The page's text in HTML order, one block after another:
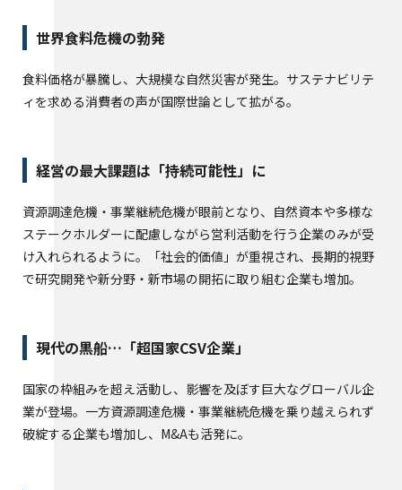
世界食料危機の勃発
食料価格が暴騰し、大規模な自然災害が発生。サステナビリテ
ィを求める消費者の声が国際世論として拡がる。
経営の最大課題は「持続可能性」に
資源調達危機・事業継続危機が眼前となり、自然資本や多様な
ステークホルダーに配慮しながら営利活動を行う企業のみが受
け入れられるように。「社会的価値」が重視され、長期的視野
で研究開発や新分野・新市場の開拓に取り組む企業も増加。
現代の黒船…「超国家CSV企業」
国家の枠組みを超え活動し、影響を及ぼす巨大なグローバル企
業が登場。一方資源調達危機・事業継続危機を乗り越えられず
破綻する企業も増加し、M&Aも活発に。